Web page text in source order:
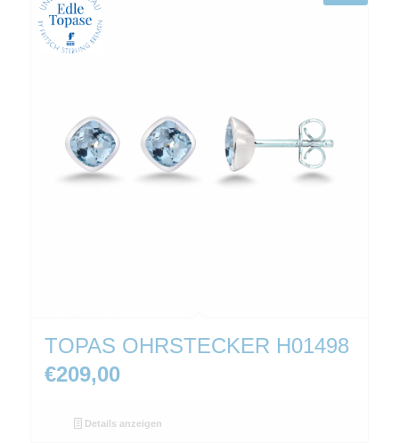
TOPAS OHRSTECKER H01498
€209,00
Details anzeigen